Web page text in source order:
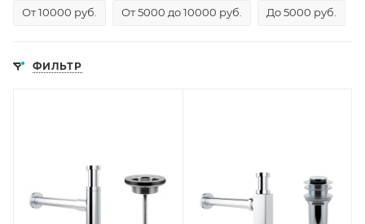
От 10000 руб.
От 5000 до 10000 руб. До 5000 руб.
ФИЛЬТР